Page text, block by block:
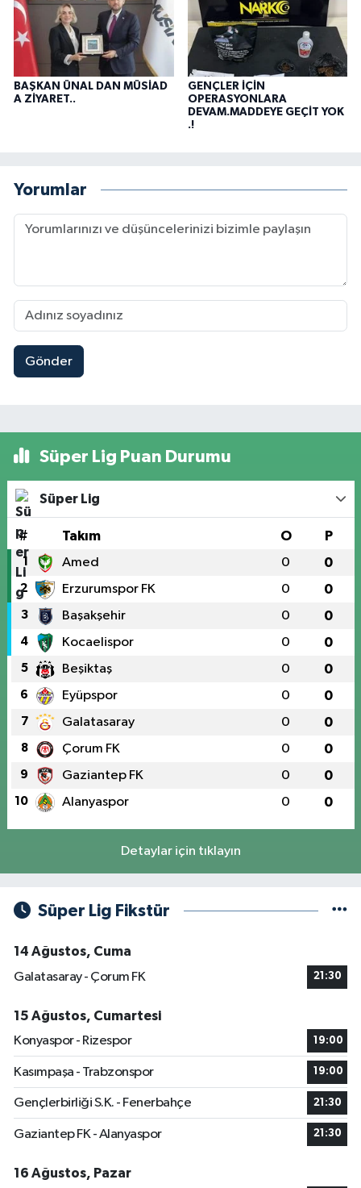
BAŞKAN ÜNAL DAN MÜSİAD
A ZİYARET..
GENÇLER İÇİN
OPERASYONLARA
DEVAM.MADDEYE GEÇİT YOK
.!
Yorumlar
Gönder
Süper Lig Puan Durumu
Süper Lig
# Takım O P
1 Amed 0 0
2 Erzurumspor FK 0 0
3 Başakşehir 0 0
4 Kocaelispor 0 0
5 Beşiktaş 0 0
6 Eyüpspor 0 0
7 Galatasaray 0 0
8 Çorum FK 0 0
9 Gaziantep FK 0 0
10 Alanyaspor 0 0
Detaylar için tıklayın
Süper Lig Fikstür
14 Ağustos, Cuma
Galatasaray - Çorum FK
21:30
15 Ağustos, Cumartesi
Konyaspor - Rizespor
19:00
Kasımpaşa - Trabzonspor 19:00
Gençlerbirliği S.K. - Fenerbahçe 21:30
Gaziantep FK - Alanyaspor 21:30
16 Ağustos, Pazar